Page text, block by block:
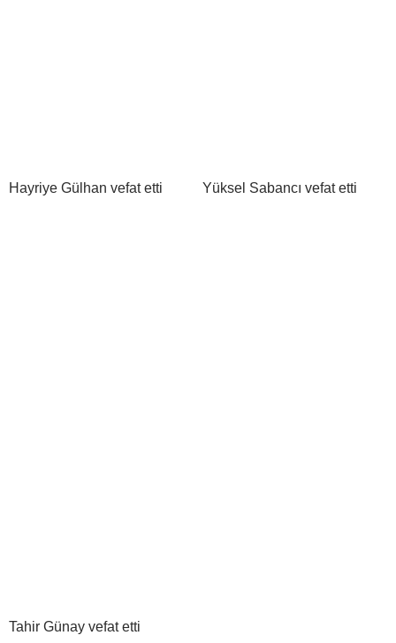
Hayriye Gülhan vefat etti Yüksel Sabancı vefat etti
Tahir Günay vefat etti